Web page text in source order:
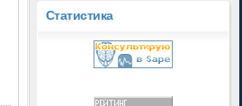
Статистика